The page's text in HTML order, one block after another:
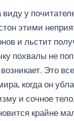
у
этими
и льстит
похвалы не
Это
когда он
и сочное
крайне